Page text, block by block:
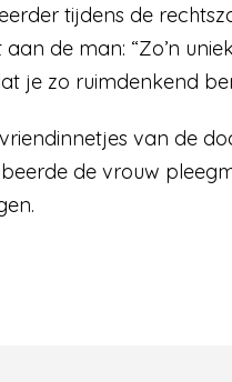
tijdens de
de man: “Zo’n
je zo ruimdenkend
van de
de vrouw